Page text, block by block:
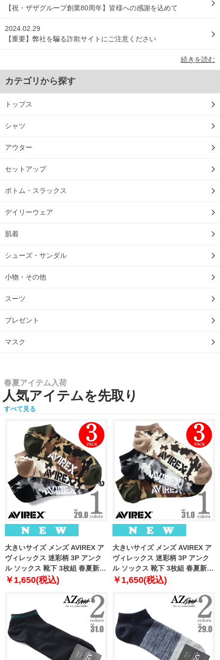
【祝・ザザグループ創業80周年】皆様への感謝を込めて
2024.02.29
【重要】弊社を騙る詐欺サイトにご注意ください
続きを読む
カテゴリから探す
トップス
シャツ
アウター
セットアップ
ボトム・スラックス
デイリーウェア
肌着
シューズ・サンダル
小物・その他
スーツ
プレゼント
マスク
春夏アイテム入荷
人気アイテムを先取り
すべて見る
大きいサイズ メンズ AVIREX ア
ヴィレックス 迷彩柄 3P アンク
ル ソックス 靴下 3枚組 春夏新作
81713400
￥1,650(税込)
大きいサイズ メンズ AVIREX ア
ヴィレックス 迷彩柄 3P アンク
ル ソックス 靴下 3枚組 春夏新作
81713500
￥1,650(税込)